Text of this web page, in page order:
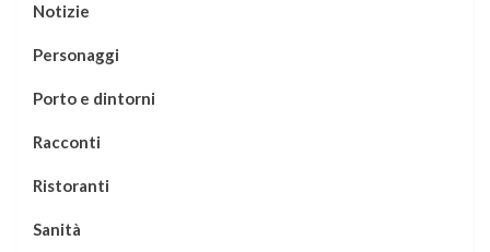
Notizie
Personaggi
Porto e dintorni
Racconti
Ristoranti
Sanità